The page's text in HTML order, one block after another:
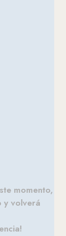
momento,
y volverá